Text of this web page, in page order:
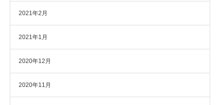
2021年2月
2021年1月
2020年12月
2020年11月